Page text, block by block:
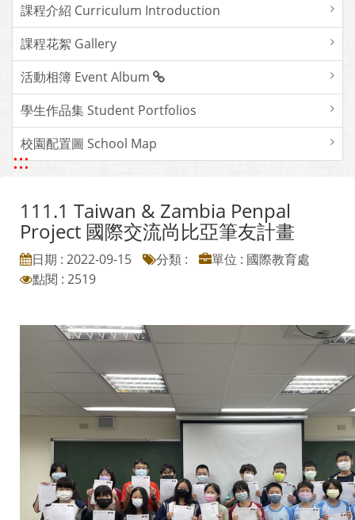
課程介紹 Curriculum Introduction
課程花絮 Gallery
活動相簿 Event Album
學生作品集 Student Portfolios
校園配置圖 School Map
:::
111.1 Taiwan & Zambia Penpal
Project 國際交流尚比亞筆友計畫
日期 : 2022-09-15 分類 :
單位 : 國際教育處
點閱 : 2519